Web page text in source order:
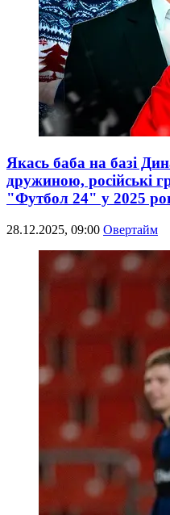
Якась баба на базі
дружиною, російські
"Футбол 24" у 2025
28.12.2025, 09:00 Овертайм